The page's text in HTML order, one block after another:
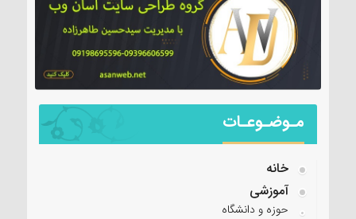
مـوضـوعـات
خانه
آموزشی
حوزه و دانشگاه